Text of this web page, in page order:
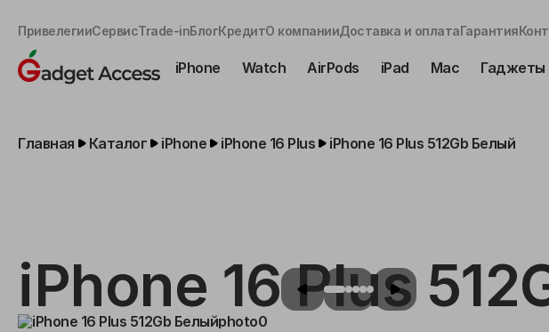
ПривелегииСервисTrade-inБлогКредитО компанииДоставка и оплатаГарантия
iPhone Watch AirPods iPad Mac Гаджеты
Главная Каталог iPhone iPhone 16 Plus iPhone 16 Plus 512Gb Белый
iPhone 16 Plus